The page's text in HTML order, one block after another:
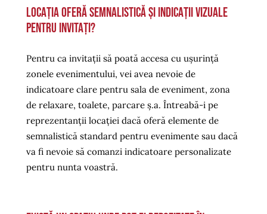
Locația oferă semnalistică și indicații vizuale
pentru invitați?
Pentru ca invitații să poată accesa cu ușurință
zonele evenimentului, vei avea nevoie de
indicatoare clare pentru sala de eveniment, zona
de relaxare, toalete, parcare ș.a. Întreabă-i pe
reprezentanții locației dacă oferă elemente de
semnalistică standard pentru evenimente sau dacă
va fi nevoie să comanzi indicatoare personalizate
pentru nunta voastră.